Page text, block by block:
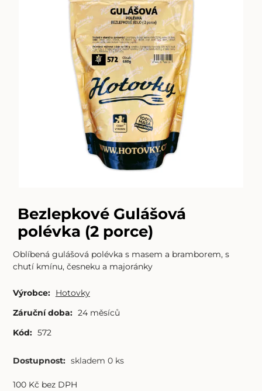
Bezlepkové Gulášová
polévka (2 porce)
Oblíbená gulášová polévka s masem a bramborem, s
chutí kmínu, česneku a majoránky
Výrobce: Hotovky
Záruční doba: 24 měsíců
Kód: 572
Dostupnost: skladem 0 ks
100Kč bez DPH